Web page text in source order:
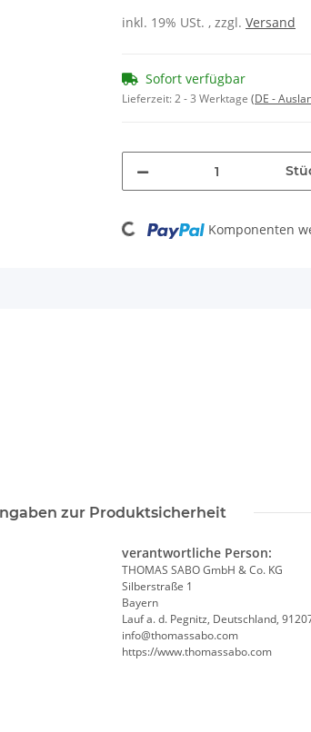
inkl. 19% USt. , zzgl. Versand
Sofort verfügbar
Lieferzeit:2 - 3 Werktage (DE -
Loading... Komponenten
zur Produktsicherheit
verantwortliche Person:
THOMAS SABO GmbH & Co. KG
Silberstraße 1
Bayern
Lauf a. d. Pegnitz, Deutschland,
info@thomassabo.com
https://www.thomassabo.com